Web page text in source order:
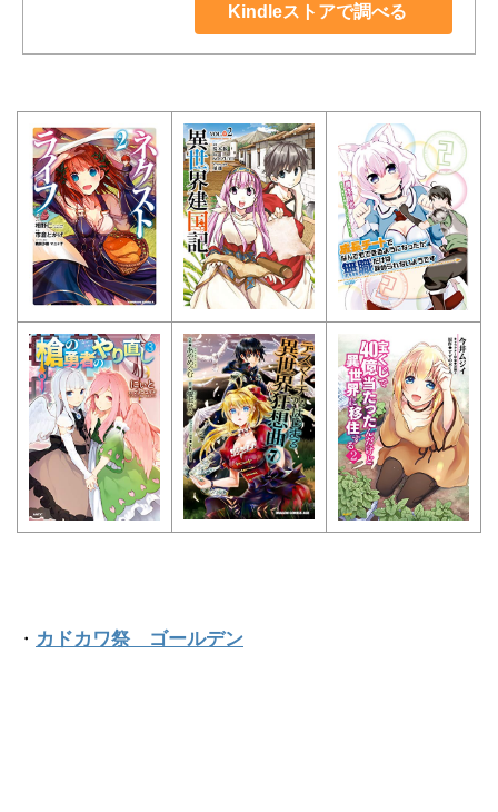
Kindleストアで調べる
・ カドカワ祭 ゴールデン